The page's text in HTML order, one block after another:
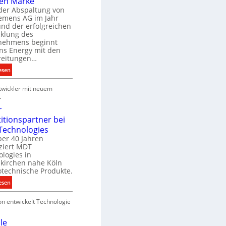
ek
Abspaltung von
AG im Jahr
der erfolgreichen
des
beginnt
Energy mit den
:
S
i
e
n
s
E
n
e
r
g
y
w
mit neuem
bei
40 Jahren
MDT
in
nahe Köln
Produkte.
:
N
e
entwickelt Technologie